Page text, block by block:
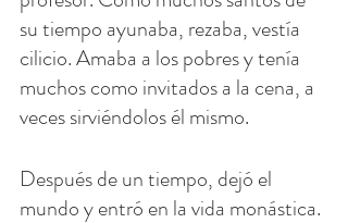
su tiempo ayunaba, rezaba, vestía
cilicio. Amaba a los pobres y tenía
muchos como invitados a la cena, a
veces sirviéndolos él mismo.
Después de un tiempo, dejó el
mundo y entró en la vida monástica.